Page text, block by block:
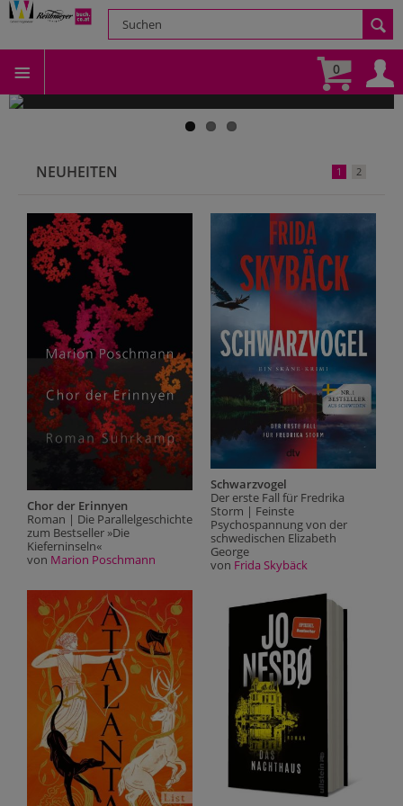
0
Onlineshop Scherz-
NEUHEITEN 1 2
Chor der Erinnyen
Roman | Die Parallelgeschichte
zum Bestseller »Die
Kieferninseln«
von Marion Poschmann
Schwarzvogel
Der erste Fall für Fredrika
Storm | Feinste
Psychospannung von der
schwedischen Elizabeth
George
von Frida Skybäck